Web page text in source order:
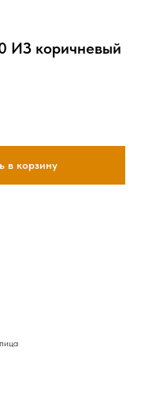
ИЗ коричневый
в корзину